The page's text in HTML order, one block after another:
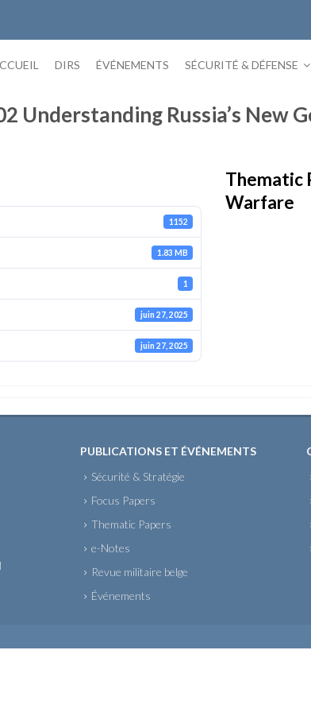
DIRS ÉVÉNEMENTS SÉCURITÉ & DÉFENSE
Understanding Russia’s New
1152
1.83 MB
1
juin 27, 2025
juin 27, 2025
Thematic
Warfare
PUBLICATIONS ET ÉVÉNEMENTS
Sécurité & Stratégie
Focus Papers
Thematic Papers
e-Notes
Revue militaire belge
Événements